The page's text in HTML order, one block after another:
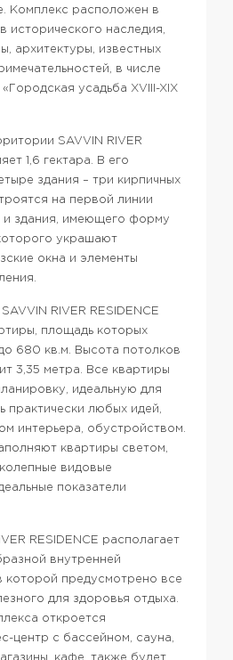
Комплекс расположен в
исторического наследия,
архитектуры, известных
в числе
усадьба XVIII-XIX
SAVVIN RIVER
1,6 гектара. В его
здания – три кирпичных
на первой линии
здания, имеющего форму
украшают
окна и элементы
RIVER RESIDENCE
площадь которых
680 кв.м. Высота потолков
3,35 метра. Все квартиры
идеальную для
практически любых идей,
интерьера, обустройством.
квартиры светом,
видовые
показатели
RESIDENCE располагает
внутренней
которой предусмотрено все
для здоровья отдыха.
откроется
центр с бассейном, сауна,
кафе, также будет